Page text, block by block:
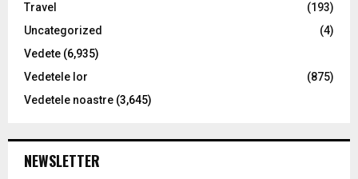
Travel
(193)
Uncategorized
(4)
Vedete (6,935)
Vedetele lor
(875)
Vedetele noastre (3,645)
NEWSLETTER